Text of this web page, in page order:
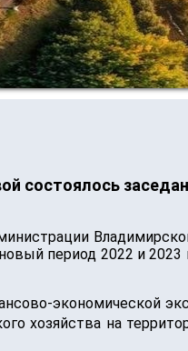
состоялось
период 2022 и 2023
экономической
хозяйства на